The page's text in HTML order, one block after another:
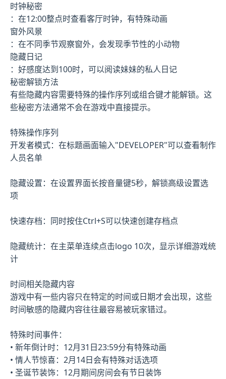
时钟秘密
：在12:00整点时查看客厅时钟，有特殊动画
窗外风景
：在不同季节观察窗外，会发现季节性的小动物
隐藏日记
：好感度达到100时，可以阅读妹妹的私人日记
秘密解锁方法
有些隐藏内容需要特殊的操作序列或组合键才能解锁。这
些秘密方法通常不会在游戏中直接提示。
特殊操作序列
开发者模式：在标题画面输入"DEVELOPER"可以查看制作
人员名单
隐藏设置：在设置界面长按音量键5秒，解锁高级设置选
项
快速存档：同时按住Ctrl+S可以快速创建存档点
隐藏统计：在主菜单连续点击logo 10次，显示详细游戏统
计
时间相关隐藏内容
游戏中有一些内容只在特定的时间或日期才会出现，这些
时间敏感的隐藏内容往往最容易被玩家错过。
特殊时间事件：
• 新年倒计时：12月31日23:59分有特殊动画
• 情人节惊喜：2月14日会有特殊对话选项
• 圣诞节装饰：12月期间房间会有节日装饰